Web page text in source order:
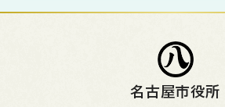
名古屋市役所